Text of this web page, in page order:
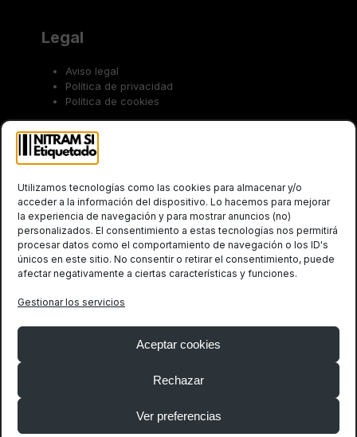
Utilizamos tecnologías como las cookies para almacenar y/o
acceder a la información del dispositivo. Lo hacemos para mejorar
la experiencia de navegación y para mostrar anuncios (no)
personalizados. El consentimiento a estas tecnologías nos permitirá
procesar datos como el comportamiento de navegación o los ID's
únicos en este sitio. No consentir o retirar el consentimiento, puede
afectar negativamente a ciertas características y funciones.
Gestionar los servicios
Aceptar cookies
Rechazar
Ver preferencias
Legal
Aviso legal
Política de privacidad
Política de cookies
Trabaja con nosotros
Social
Twitter
(deprecated)
LinkedIn